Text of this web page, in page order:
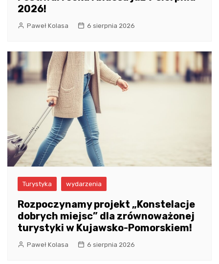
2026!
Paweł Kolasa 6 sierpnia 2026
Turystyka wydarzenia
Rozpoczynamy projekt „Konstelacje
dobrych miejsc” dla zrównoważonej
turystyki w Kujawsko-Pomorskiem!
Paweł Kolasa 6 sierpnia 2026